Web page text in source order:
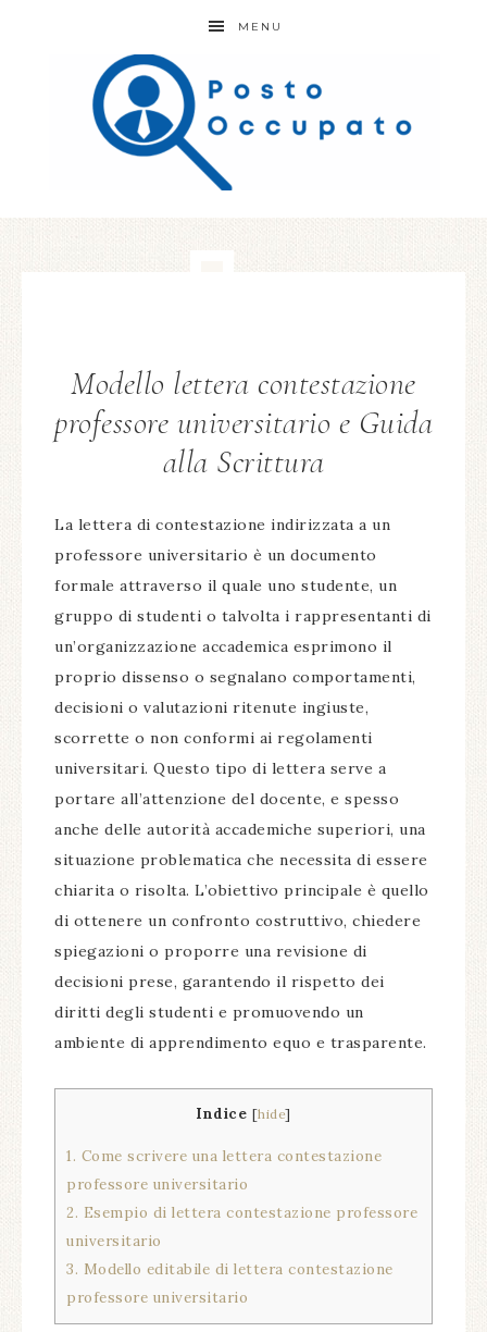
MENU
Modello lettera contestazione
professore universitario e Guida
alla Scrittura
La lettera di contestazione indirizzata a un
professore universitario è un documento
formale attraverso il quale uno studente, un
gruppo di studenti o talvolta i rappresentanti di
un’organizzazione accademica esprimono il
proprio dissenso o segnalano comportamenti,
decisioni o valutazioni ritenute ingiuste,
scorrette o non conformi ai regolamenti
universitari. Questo tipo di lettera serve a
portare all’attenzione del docente, e spesso
anche delle autorità accademiche superiori, una
situazione problematica che necessita di essere
chiarita o risolta. L’obiettivo principale è quello
di ottenere un confronto costruttivo, chiedere
spiegazioni o proporre una revisione di
decisioni prese, garantendo il rispetto dei
diritti degli studenti e promuovendo un
ambiente di apprendimento equo e trasparente.
Indice [hide]
1. Come scrivere una lettera contestazione
professore universitario
2. Esempio di lettera contestazione professore
universitario
3. Modello editabile di lettera contestazione
professore universitario